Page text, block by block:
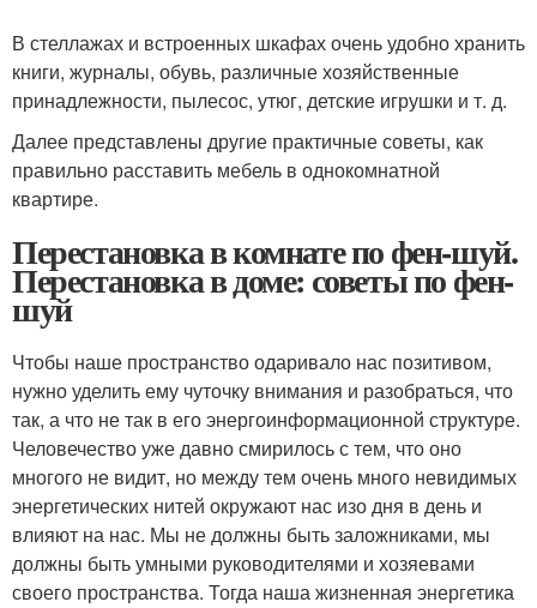
В стеллажах и встроенных шкафах очень удобно хранить
книги, журналы, обувь, различные хозяйственные
принадлежности, пылесос, утюг, детские игрушки и т. д.
Далее представлены другие практичные советы, как
правильно расставить мебель в однокомнатной
квартире.
Перестановка в комнате по фен-шуй.
Перестановка в доме: советы по фен-
шуй
Чтобы наше пространство одаривало нас позитивом,
нужно уделить ему чуточку внимания и разобраться, что
так, а что не так в его энергоинформационной структуре.
Человечество уже давно смирилось с тем, что оно
многого не видит, но между тем очень много невидимых
энергетических нитей окружают нас изо дня в день и
влияют на нас. Мы не должны быть заложниками, мы
должны быть умными руководителями и хозяевами
своего пространства. Тогда наша жизненная энергетика